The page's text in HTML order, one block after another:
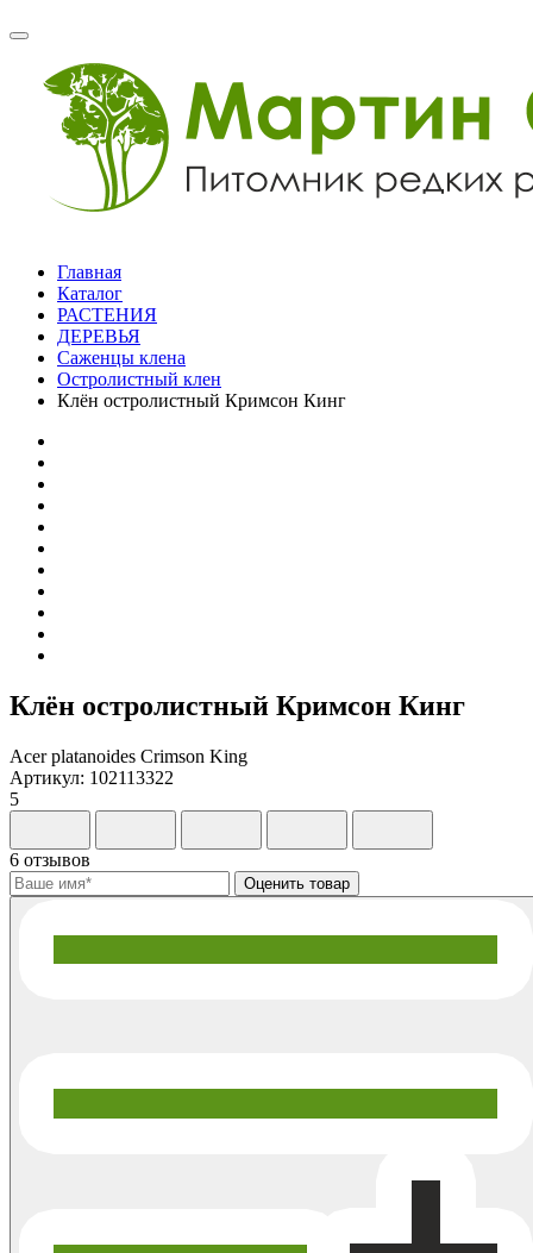
Главная
Каталог
РАСТЕНИЯ
ДЕРЕВЬЯ
Саженцы клена
Остролистный клен
Клён остролистный Кримсон Кинг
Клён остролистный Кримсон Кинг
Acer platanoides Crimson King
Артикул: 102113322
5
6 отзывов